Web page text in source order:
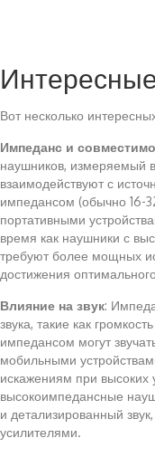
Вот несколько
Импеданс и
наушников, измеряемый
взаимодействуют с
импедансом (обычно 16-
портативными
время как наушники с
требуют более мощных
достижения
Влияние на звук:
звука, такие как
импедансом могут
мобильными
искажениям при высоких
высокоимпедансные
и детализированный
усилителями.